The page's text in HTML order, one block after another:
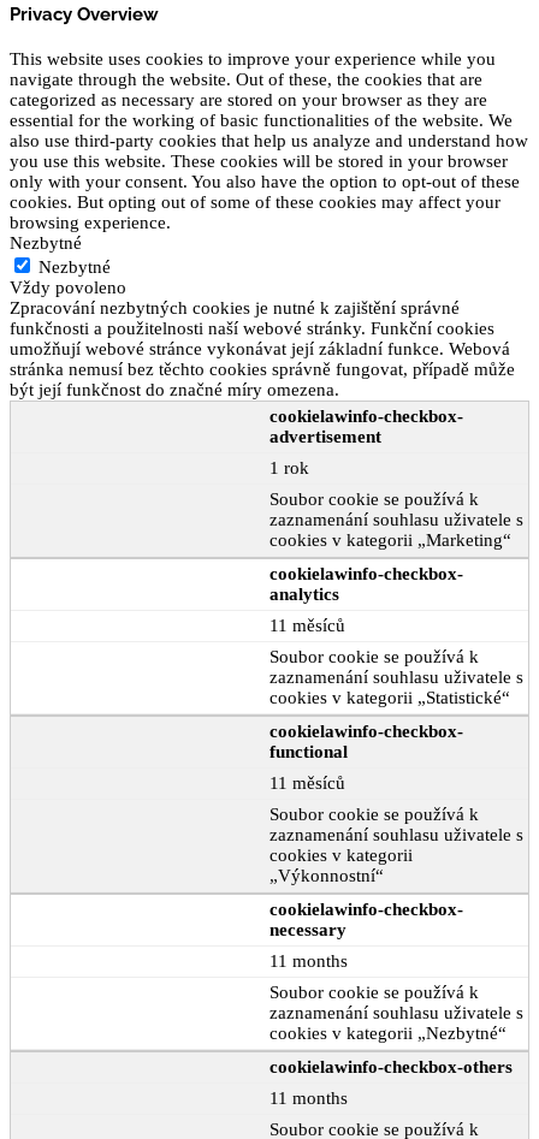
Privacy Overview
This website uses cookies to improve your experience while you
navigate through the website. Out of these, the cookies that are
categorized as necessary are stored on your browser as they are
essential for the working of basic functionalities of the website. We
also use third-party cookies that help us analyze and understand how
you use this website. These cookies will be stored in your browser
only with your consent. You also have the option to opt-out of these
cookies. But opting out of some of these cookies may affect your
browsing experience.
Nezbytné
Nezbytné
Vždy povoleno
Zpracování nezbytných cookies je nutné k zajištění správné
funkčnosti a použitelnosti naší webové stránky. Funkční cookies
umožňují webové stránce vykonávat její základní funkce. Webová
stránka nemusí bez těchto cookies správně fungovat, případě může
být její funkčnost do značné míry omezena.
cookielawinfo-checkbox-
advertisement
1 rok
Soubor cookie se používá k
zaznamenání souhlasu uživatele s
cookies v kategorii „Marketing“
cookielawinfo-checkbox-
analytics
11 měsíců
Soubor cookie se používá k
zaznamenání souhlasu uživatele s
cookies v kategorii „Statistické“
cookielawinfo-checkbox-
functional
11 měsíců
Soubor cookie se používá k
zaznamenání souhlasu uživatele s
cookies v kategorii
„Výkonnostní“
cookielawinfo-checkbox-
necessary
11 months
Soubor cookie se používá k
zaznamenání souhlasu uživatele s
cookies v kategorii „Nezbytné“
cookielawinfo-checkbox-others
11 months
Soubor cookie se používá k